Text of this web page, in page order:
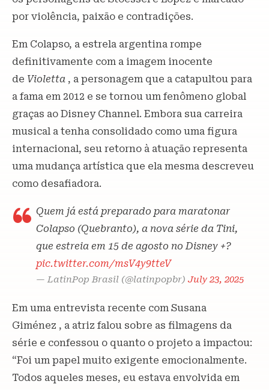
por violência, paixão e contradições.
Em Colapso, a estrela argentina rompe
definitivamente com a imagem inocente
de Violetta , a personagem que a catapultou para
a fama em 2012 e se tornou um fenômeno global
graças ao Disney Channel. Embora sua carreira
musical a tenha consolidado como uma figura
internacional, seu retorno à atuação representa
uma mudança artística que ela mesma descreveu
como desafiadora.
Quem já está preparado para maratonar
Colapso (Quebranto), a nova série da Tini,
que estreia em 15 de agosto no Disney +?
pic.twitter.com/msV4y9tteV
— LatinPop Brasil (@latinpopbr) July 23, 2025
Em uma entrevista recente com Susana
Giménez , a atriz falou sobre as filmagens da
série e confessou o quanto o projeto a impactou:
“Foi um papel muito exigente emocionalmente.
Todos aqueles meses, eu estava envolvida em